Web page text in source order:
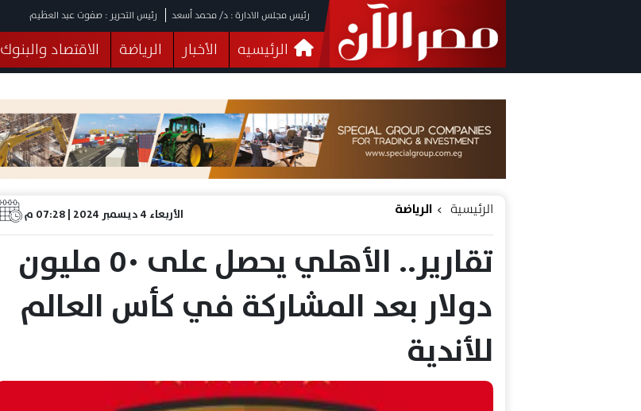
رئيس مجلس الادارة : د/ محمد أسعد رئيس التحرير : صفوت عبد العظيم
الرئيسيه الأخبار الرياضة الاقتصاد والبنوك
فيديوهات
البرلمان صحة الثقافة خدمات
الأربعاء 4 ديسمبر 2024 | 07:28 م الرئيسية الرياضة
تقارير.. الأهلي يحصل على ٥٠ مليون
دولار بعد المشاركة في كأس العالم
للأندية